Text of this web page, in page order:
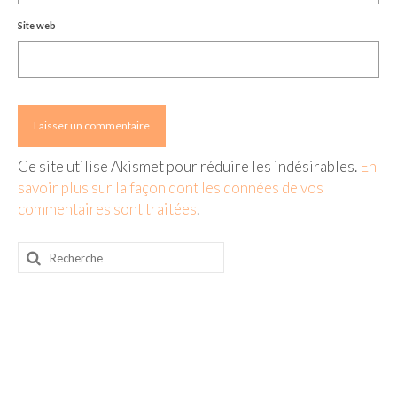
Site web
Ce site utilise Akismet pour réduire les indésirables. En
savoir plus sur la façon dont les données de vos
commentaires sont traitées.
Rechercher
: